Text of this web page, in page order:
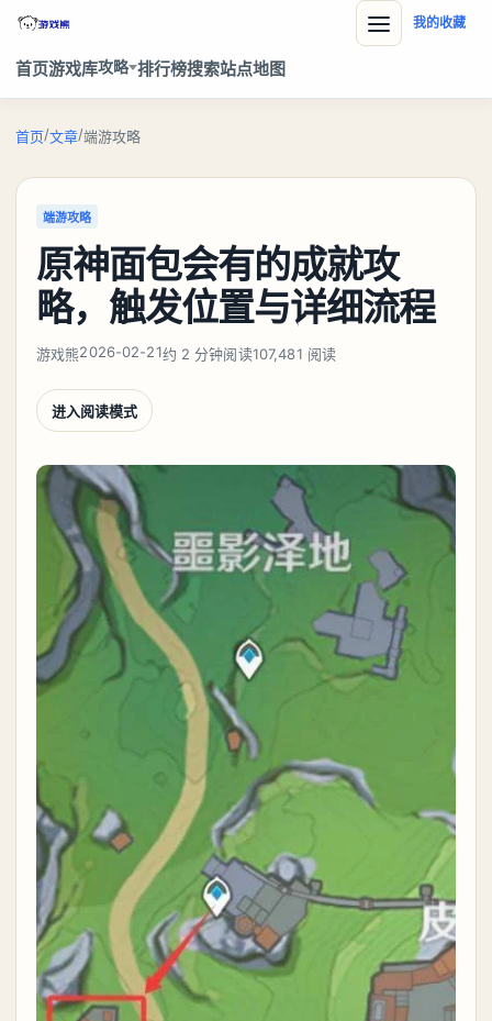
首页游戏库攻略 排行榜搜索站点地图
我的收藏
首页/文章/端游攻略
端游攻略
原神面包会有的成就攻
略，触发位置与详细流程
游戏熊2026-02-21约 2 分钟阅读107,481 阅读
进入阅读模式